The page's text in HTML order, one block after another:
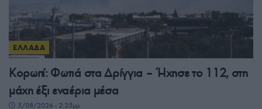
ΕΛΛΑΔΑ
Κορωπί: Φωτιά στα Δρίγγια – Ήχησε το 112, στη
μάχη έξι εναέρια μέσα
5/08/2026 - 2:25μμ